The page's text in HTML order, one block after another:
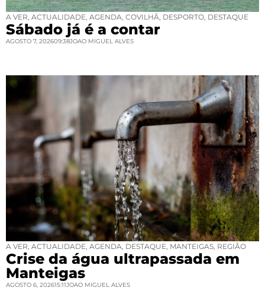
A VER, ACTUALIDADE, AGENDA, COVILHÃ, DESPORTO, DESTAQUE
Sábado já é a contar
AGOSTO 7, 202609:38JOAO MIGUEL ALVES
A VER, ACTUALIDADE, AGENDA, DESTAQUE, MANTEIGAS, REGIÃO
Crise da água ultrapassada em
Manteigas
AGOSTO 6, 202615:11JOAO MIGUEL ALVES